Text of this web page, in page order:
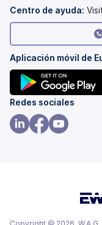
Centro de ayuda:
Aplicación móvil de
(se
abre
en
Redes sociales
pestaña